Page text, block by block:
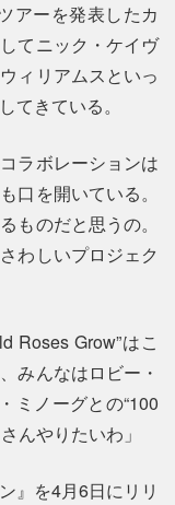
アーを発表したカ
てニック・ケイヴ
ィリアムスといっ
てきている。
ラボレーションは
口を開いている。
ものだと思うの。
わしいプロジェク
Roses Grow”はこ
みんなはロビー・
ミノーグとの“100
んやりたいわ」
』を4月6日にリリ